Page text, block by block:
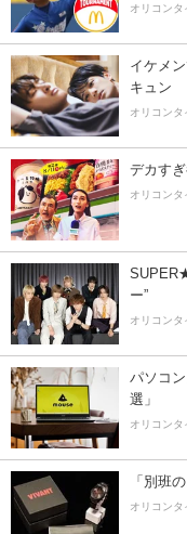
オリコンタ
イケメ
キュン
オリコンタ
デカす
オリコンタ
ー”
オリコンタ
パソコ
選」
オリコンタ
「別班
オリコンタ